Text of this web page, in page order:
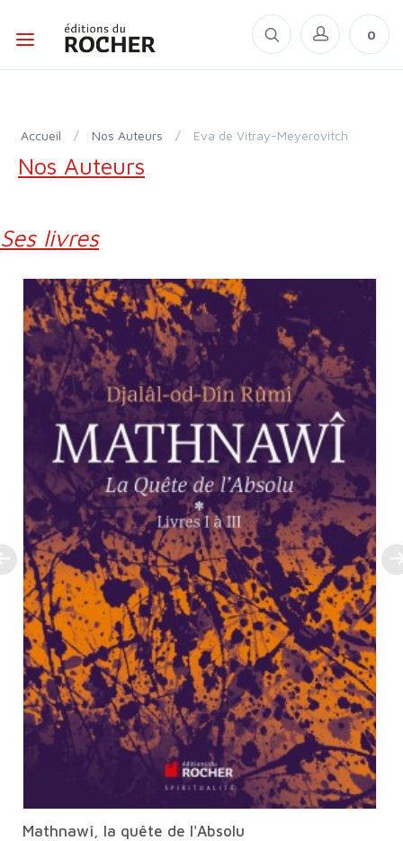
0
Accueil / Nos Auteurs / Eva de Vitray-Meyerovitch
Nos Auteurs
Ses livres
Mathnawî, la quête de l'Absolu